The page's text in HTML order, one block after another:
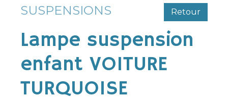
Retour
SUSPENSIONS
Lampe suspension
enfant VOITURE
TURQUOISE